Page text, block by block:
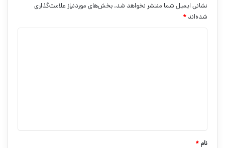
نشانی ایمیل شما منتشر نخواهد شد. بخش‌های موردنیاز علامت‌گذاری
شده‌اند *
نام *